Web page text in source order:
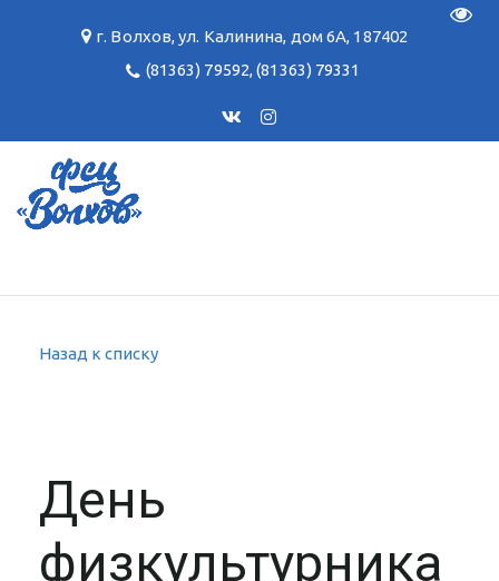
г. Волхов,ул. Калинина, дом 6А, 187402
(81363) 79592,(81363) 79331
Назад к списку
День
физкультурника